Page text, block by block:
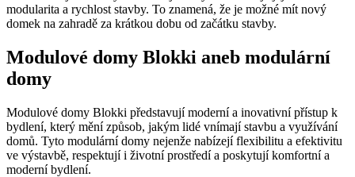
modularita a rychlost stavby. To znamená, že je možné mít nový
domek na zahradě za krátkou dobu od začátku stavby.
Modulové domy Blokki aneb modulární
domy
Modulové domy Blokki představují moderní a inovativní přístup k
bydlení, který mění způsob, jakým lidé vnímají stavbu a využívání
domů. Tyto modulární domy nejenže nabízejí flexibilitu a efektivitu
ve výstavbě, respektují i životní prostředí a poskytují komfortní a
moderní bydlení.